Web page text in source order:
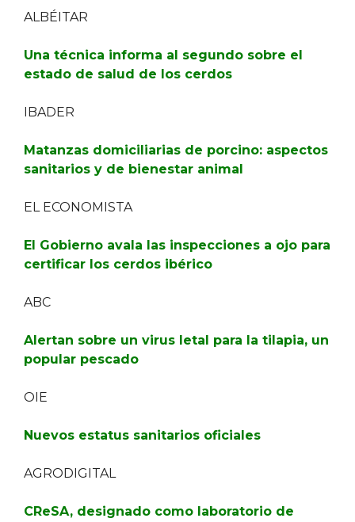
ALBÉITAR
Una técnica informa al segundo sobre el
estado de salud de los cerdos
IBADER
Matanzas domiciliarias de porcino: aspectos
sanitarios y de bienestar animal
EL ECONOMISTA
El Gobierno avala las inspecciones a ojo para
certificar los cerdos ibérico
ABC
Alertan sobre un virus letal para la tilapia, un
popular pescado
OIE
Nuevos estatus sanitarios oficiales
AGRODIGITAL
CReSA, designado como laboratorio de